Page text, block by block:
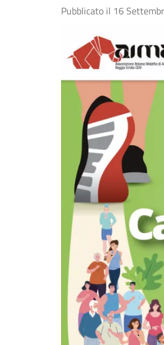
Pubblicato il 16